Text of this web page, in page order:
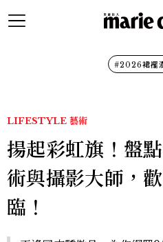
#2026裙襬
LIFESTYLE 藝術
揚起彩虹旗！盤
術與攝影大師，
臨！